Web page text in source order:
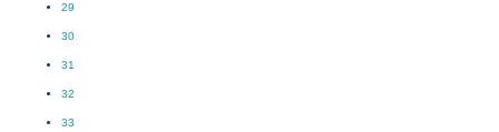
29
30
31
32
33